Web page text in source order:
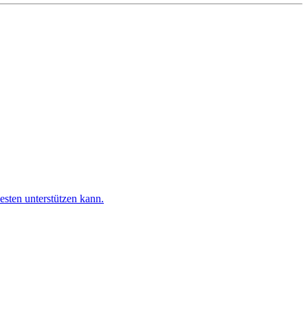
unterstützen kann.